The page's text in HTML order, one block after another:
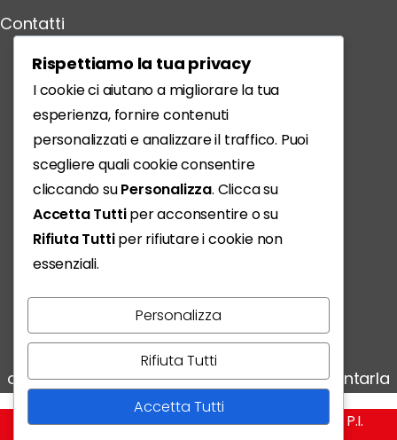
Contatti
Scarica l'App
Vivere, condividere, scoprire:
ogni storia conta e noi siamo qui per raccontarla
RivistaMio @ Copyright - Edizioni Empire S.r.l. - P.I.
Rispettiamo la tua privacy
I cookie ci aiutano a migliorare la tua
esperienza, fornire contenuti
personalizzati e analizzare il traffico. Puoi
scegliere quali cookie consentire
cliccando suPersonalizza. Clicca su
Accetta Tuttiper acconsentire o su
Rifiuta Tuttiper rifiutare i cookie non
essenziali.
Personalizza
Rifiuta Tutti
Accetta Tutti